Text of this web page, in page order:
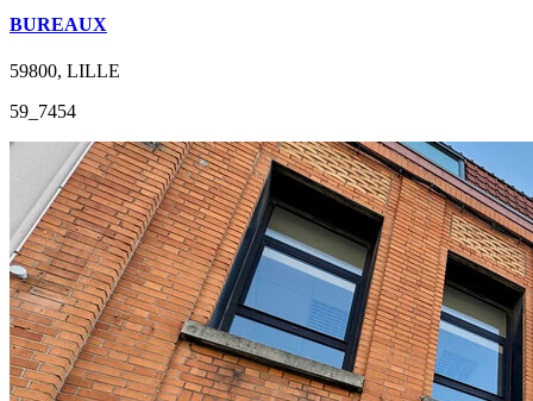
BUREAUX
59800, LILLE
59_7454